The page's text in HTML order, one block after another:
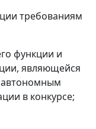
требованиям
функции и
являющейся
в конкурсе;